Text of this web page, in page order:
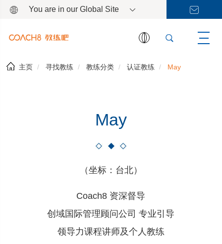
You are in our Global Site
主页 寻找教练 教练分类 认证教练 May
May
（坐标：台北）
Coach8 资深督导
创域国际管理顾问公司 专业引导
领导力课程讲师及个人教练